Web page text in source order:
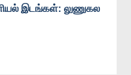
இடங்கள்: லுணுகல